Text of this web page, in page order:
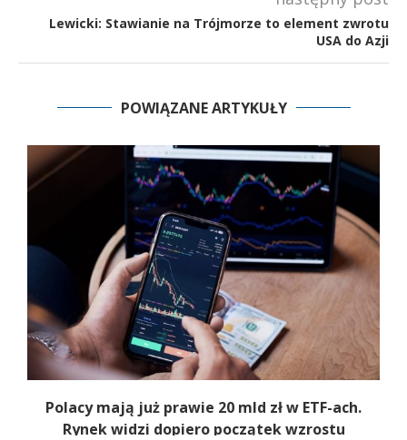
Lewicki: Stawianie na Trójmorze to element zwrotu
USA do Azji
POWIĄZANE ARTYKUŁY
Polacy mają już prawie 20 mld zł w ETF-ach.
Rynek widzi dopiero początek wzrostu